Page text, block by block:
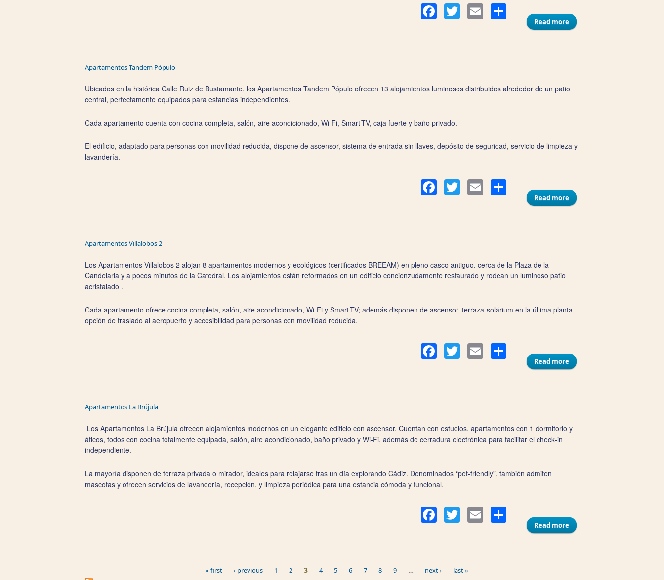
FacebookTwitter Email Compartir
Read more
Apartamentos Tandem Pópulo
Ubicados en la histórica Calle Ruiz de Bustamante, los Apartamentos Tandem Pópulo ofrecen 13 alojamientos luminosos distribuidos alrededor de un patio
central, perfectamente equipados para estancias independientes.
Cada apartamento cuenta con cocina completa, salón, aire acondicionado, Wi‑Fi, Smart TV, caja fuerte y baño privado.
El edificio, adaptado para personas con movilidad reducida, dispone de ascensor, sistema de entrada sin llaves, depósito de seguridad, servicio de limpieza y
lavandería.
FacebookTwitter Email Compartir
Read more
Apartamentos Villalobos 2
Los Apartamentos Villalobos 2 alojan 8 apartamentos modernos y ecológicos (certificados BREEAM) en pleno casco antiguo, cerca de la Plaza de la
Candelaria y a pocos minutos de la Catedral. Los alojamientos están reformados en un edificio concienzudamente restaurado y rodean un luminoso patio
acristalado .
Cada apartamento ofrece cocina completa, salón, aire acondicionado, Wi‑Fi y Smart TV; además disponen de ascensor, terraza-solárium en la última planta,
opción de traslado al aeropuerto y accesibilidad para personas con movilidad reducida.
FacebookTwitter Email Compartir
Read more
Apartamentos La Brújula
Los Apartamentos La Brújula ofrecen alojamientos modernos en un elegante edificio con ascensor. Cuentan con estudios, apartamentos con 1 dormitorio y
áticos, todos con cocina totalmente equipada, salón, aire acondicionado, baño privado y Wi‑Fi, además de cerradura electrónica para facilitar el check‑in
independiente.
La mayoría disponen de terraza privada o mirador, ideales para relajarse tras un día explorando Cádiz. Denominados “pet-friendly”, también admiten
mascotas y ofrecen servicios de lavandería, recepción, y limpieza periódica para una estancia cómoda y funcional.
FacebookTwitter Email Compartir
Read more
« first ‹ previous 1 2 3 4 5 6 7 8 9 … next › last »